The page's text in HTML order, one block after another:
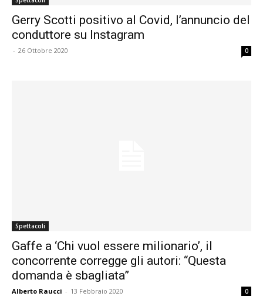
Gerry Scotti positivo al Covid, l’annuncio del
conduttore su Instagram
- 26 Ottobre 2020 0
Spettacoli
Gaffe a ‘Chi vuol essere milionario’, il
concorrente corregge gli autori: “Questa
domanda è sbagliata”
Alberto Raucci - 13 Febbraio 2020 0